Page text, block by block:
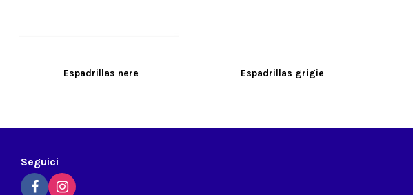
Espadrillas nere Espadrillas grigie
Seguici